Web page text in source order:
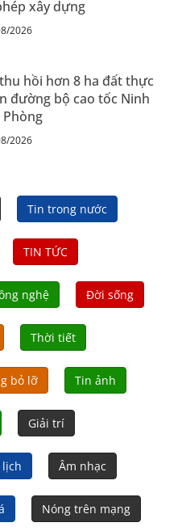
xây dựng
2026
hồi hơn 8 ha đất thực
đường bộ cao tốc Ninh
Phòng
2026
Tin trong nước
TIN TỨC
nghệ Đời sống
Thời tiết
bỏ lỡ Tin ảnh
Giải trí
Âm nhạc
Nóng trên mạng